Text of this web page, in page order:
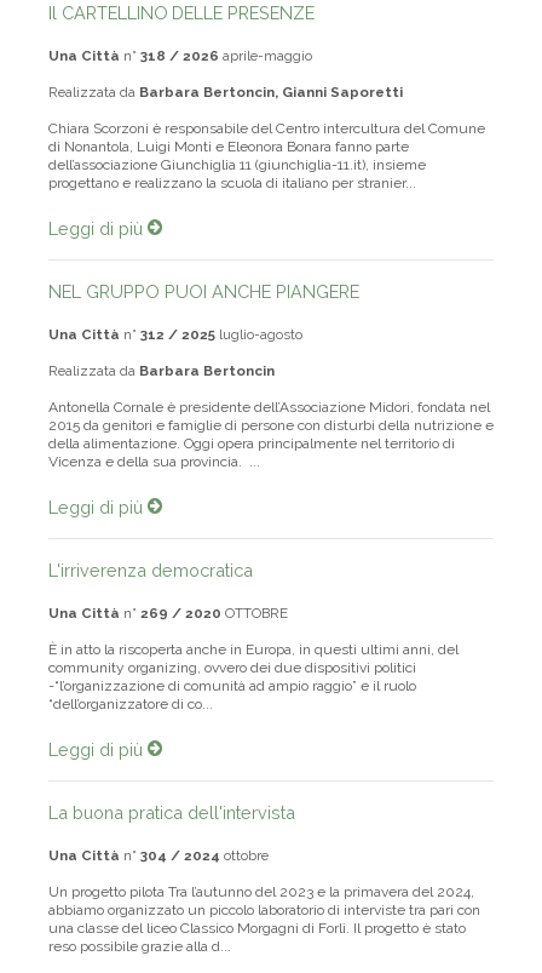
Il CARTELLINO DELLE PRESENZE
Una Città n° 318 / 2026 aprile-maggio
Realizzata da Barbara Bertoncin, Gianni Saporetti
Chiara Scorzoni è responsabile del Centro intercultura del Comune
di Nonantola, Luigi Monti e Eleonora Bonara fanno parte
dell’associazione Giunchiglia 11 (giunchiglia-11.it), insieme
progettano e realizzano la scuola di italiano per stranier...
Leggi di più
NEL GRUPPO PUOI ANCHE PIANGERE
Una Città n° 312 / 2025 luglio-agosto
Realizzata da Barbara Bertoncin
Antonella Cornale è presidente dell’Associazione Midori, fondata nel
2015 da genitori e famiglie di persone con disturbi della nutrizione e
della alimentazione. Oggi opera principalmente nel territorio di
Vicenza e della sua provincia. ...
Leggi di più
L'irriverenza democratica
Una Città n° 269 / 2020 OTTOBRE
È in atto la riscoperta anche in Europa, in questi ultimi anni, del
community organizing, ovvero dei due dispositivi politici
-“l’organizzazione di comunità ad ampio raggio” e il ruolo
“dell’organizzatore di co...
Leggi di più
La buona pratica dell'intervista
Una Città n° 304 / 2024 ottobre
Un progetto pilota Tra l’autunno del 2023 e la primavera del 2024,
abbiamo organizzato un piccolo laboratorio di interviste tra pari con
una classe del liceo Classico Morgagni di Forlì. Il progetto è stato
reso possibile grazie alla d...